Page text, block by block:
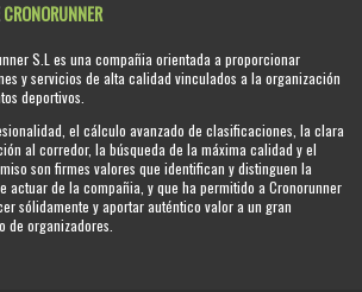
CRONORUNNER
S.L es una compañia orientada a proporcionar
y servicios de alta calidad vinculados a la organización
deportivos.
el cálculo avanzado de clasificaciones, la clara
al corredor, la búsqueda de la máxima calidad y el
son firmes valores que identifican y distinguen la
actuar de la compañia, y que ha permitido a Cronorunner
sólidamente y aportar auténtico valor a un gran
de organizadores.